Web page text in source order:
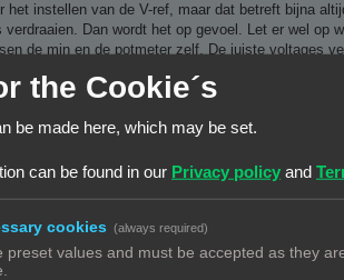
instellen van de V-ref, maar dat betreft bijna
Dan wordt het op gevoel. Let er wel op
de min en de potmeter zelf. De juiste voltages
driver die wel goed werkt en kijkt dan wat
lager betekent. Dit verschilt ook er type
er neergezet.
the Cookie´s
be made here, which may be set.
can be found in our Privacy policy and
cookies (always required)
preset values and must be accepted as they